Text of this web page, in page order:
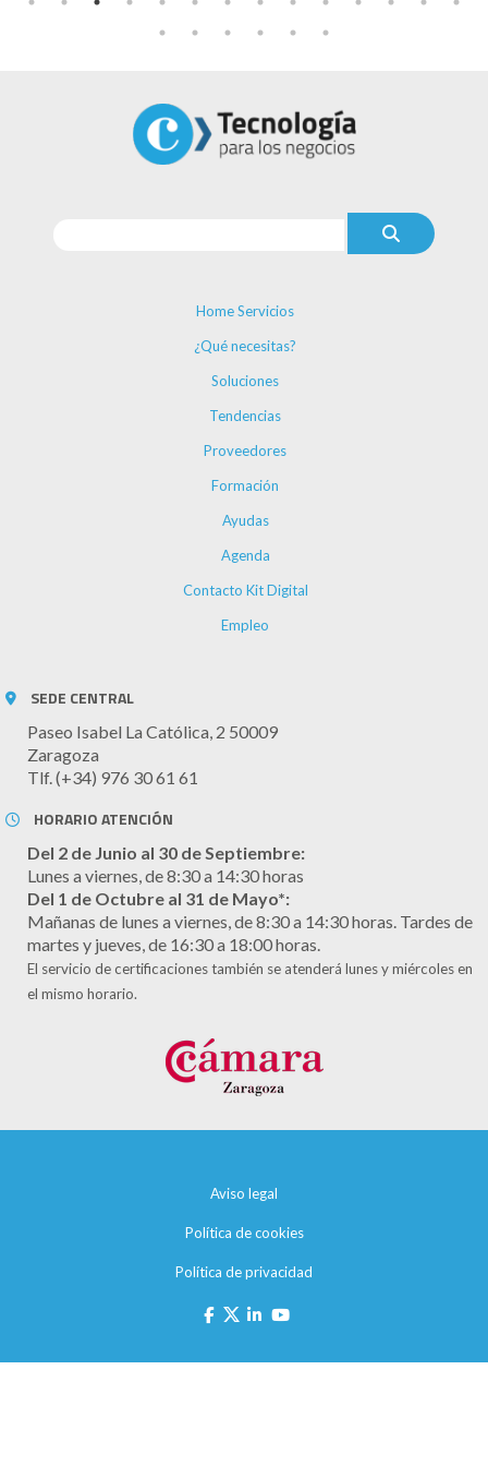
Home Servicios
¿Qué necesitas?
Soluciones
Tendencias
Proveedores
Formación
Ayudas
Agenda
Contacto Kit Digital
Empleo
SEDE CENTRAL
Paseo Isabel La Católica, 2 50009
Zaragoza
Tlf. (+34) 976 30 61 61
HORARIO ATENCIÓN
Del 2 de Junio al 30 de Septiembre:
Lunes a viernes, de 8:30 a 14:30 horas
Del 1 de Octubre al 31 de Mayo*:
Mañanas de lunes a viernes, de 8:30 a 14:30 horas. Tardes de
martes y jueves, de 16:30 a 18:00 horas.
El servicio de certificaciones también se atenderá lunes y miércoles en
el mismo horario.
Aviso legal
Política de cookies
Política de privacidad